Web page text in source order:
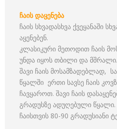
ჩაის დაყენება
ჩაის სხვადასხვა ქვეყანაში
აყენებენ.
კლასიკური მეთოდით ჩაის
უნდა იყოს თბილი და მშრალი.
შავი ჩაის მოსამზადებლად,
წყალში ერთი სავსე ჩაის
ჩავყაროთ. შავი ჩაის
გრადუსზე ადუღებული
ჩაისთვის 80-90 გრადუსიანი